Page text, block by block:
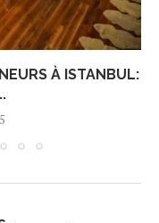
À ISTANBUL: